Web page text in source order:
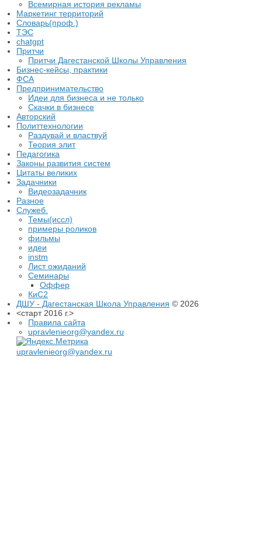
Всемирная история рекламы
Маркетинг территорий
Словарь(проф.)
ТЭС
chatgpt
Притчи
Притчи Дагестанской Школы Управления
Бизнес-кейсы, практики
ФСА
Предпринимательство
Идеи для бизнеса и не только
Скачки в бизнесе
Авторский
Политтехнологии
Раздувай и властвуй
Теория элит
​Педагогика
Законы развития систем
Цитаты великих
Задачники
Видеозадачник
Разное
Служеб.
Темы(иссл)
примеры роликов
фильмы
идеи
instm
Лист ожиданий
Семинары
Оффер
КиС2
ДШУ - Дагестанская Школа Управления © 2026
<старт 2016 г.>
Правила сайта
upravlenieorg@yandex.ru
upravlenieorg@yandex.ru